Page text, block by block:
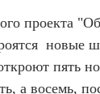
проекта
новые
пять
а восемь,